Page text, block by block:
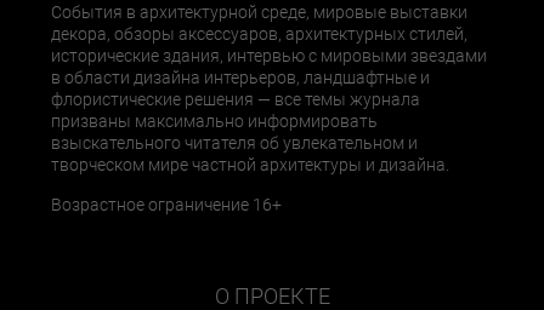
События в архитектурной среде, мировые выставки
декора, обзоры аксессуаров, архитектурных стилей,
исторические здания, интервью с мировыми звездами
в области дизайна интерьеров, ландшафтные и
флористические решения — все темы журнала
призваны максимально информировать
взыскательного читателя об увлекательном и
творческом мире частной архитектуры и дизайна.
Возрастное ограничение 16+
О ПРОЕКТЕ